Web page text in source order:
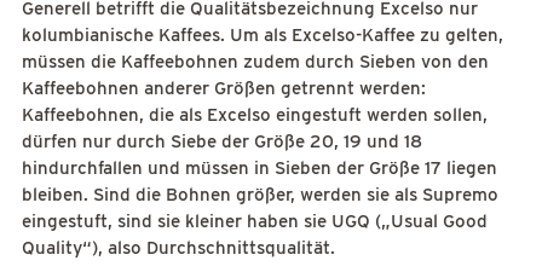
Generell betrifft die Qualitätsbezeichnung Excelso nur
kolumbianische Kaffees. Um als Excelso-Kaffee zu gelten,
müssen die Kaffeebohnen zudem durch Sieben von den
Kaffeebohnen anderer Größen getrennt werden:
Kaffeebohnen, die als Excelso eingestuft werden sollen,
dürfen nur durch Siebe der Größe 20, 19 und 18
hindurchfallen und müssen in Sieben der Größe 17 liegen
bleiben. Sind die Bohnen größer, werden sie als Supremo
eingestuft, sind sie kleiner haben sie UGQ („Usual Good
Quality“), also Durchschnittsqualität.